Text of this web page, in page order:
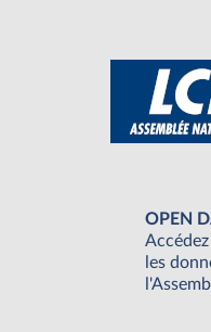
OPEN
les